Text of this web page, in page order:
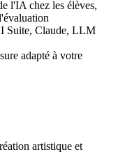
l'IA chez les élèves,
Suite, Claude, LLM
adapté à votre
artistique et